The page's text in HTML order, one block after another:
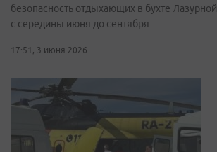
безопасность отдыхающих в бухте Лазурной
с середины июня до сентября
17:51, 3 июня 2026